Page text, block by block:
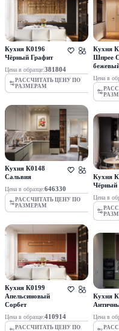
Кухня К0196
Чёрный Графит
Цена в образце:381804
РАССЧИТАТЬ ЦЕНУ ПО
РАЗМЕРАМ
Кухня К0148
Сальвия
Цена в образце:646330
РАССЧИТАТЬ ЦЕНУ ПО
РАЗМЕРАМ
Кухня К0199
Апельсиновый
Сорбет
Цена в образце:410914
РАССЧИТАТЬ ЦЕНУ ПО
Кухня
Шпрее
Цена в
Кухня
Чёрный
Цена в
Кухня
Цена в